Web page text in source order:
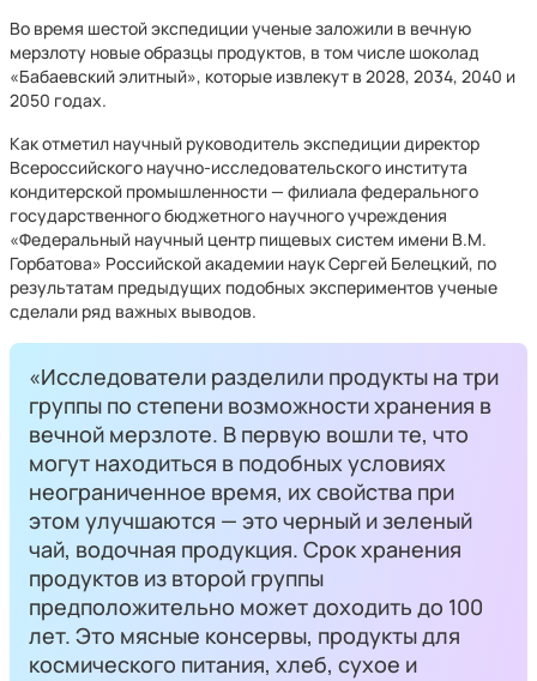
Во время шестой экспедиции ученые заложили в вечную
мерзлоту новые образцы продуктов, в том числе шоколад
«Бабаевский элитный», которые извлекут в 2028, 2034, 2040 и
2050 годах.
Как отметил научный руководитель экспедиции директор
Всероссийского научно-исследовательского института
кондитерской промышленности — филиала федерального
государственного бюджетного научного учреждения
«Федеральный научный центр пищевых систем имени В.М.
Горбатова» Российской академии наук Сергей Белецкий, по
результатам предыдущих подобных экспериментов ученые
сделали ряд важных выводов.
«Исследователи разделили продукты на три
группы по степени возможности хранения в
вечной мерзлоте. В первую вошли те, что
могут находиться в подобных условиях
неограниченное время, их свойства при
этом улучшаются — это черный и зеленый
чай, водочная продукция. Срок хранения
продуктов из второй группы
предположительно может доходить до 100
лет. Это мясные консервы, продукты для
космического питания, хлеб, сухое и